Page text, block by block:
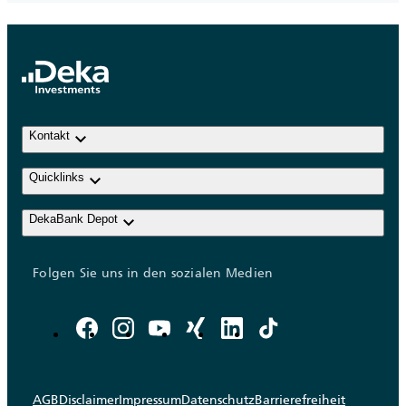
Kontakt keyboard_arrow_down
Quicklinks keyboard_arrow_down
DekaBank Depot keyboard_arrow_down
Folgen Sie uns in den sozialen Medien
AGBDisclaimerImpressumDatenschutzBarrierefreiheit